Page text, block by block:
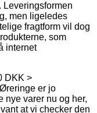
men ligeledes
fragtform vil dog
som
internet
DKK >
er jo
varer nu og her,
at vi checker den